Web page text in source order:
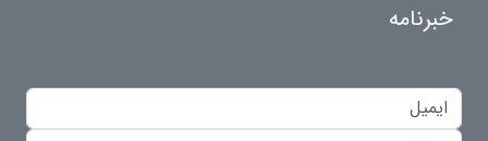
خبرنامه